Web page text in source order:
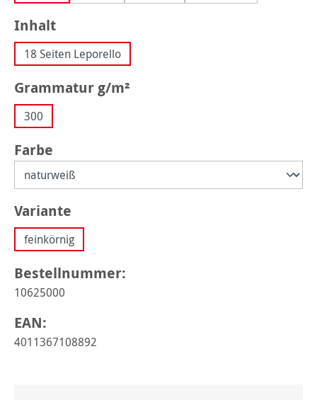
Inhaltauswählen
18 Seiten Leporello
Grammatur g/m²
300
Farbe
Variante
feinkörnig
Bestellnummer:
10625000
EAN:
4011367108892